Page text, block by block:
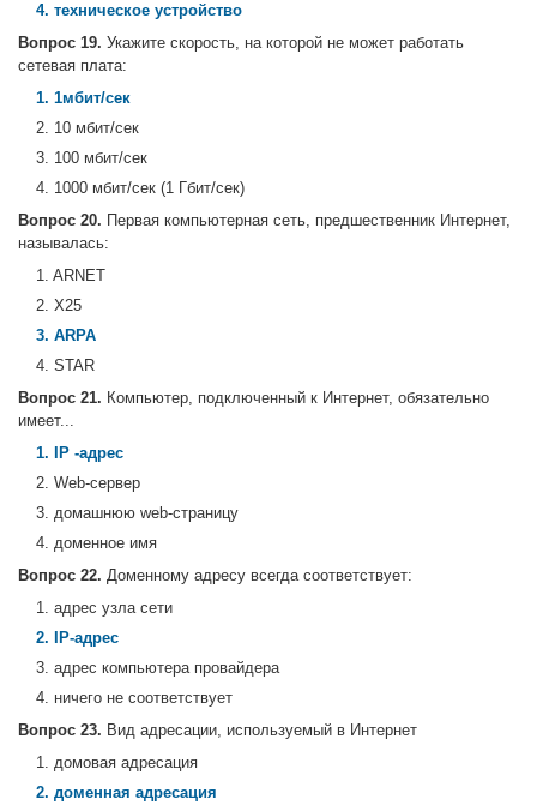
4. техническое устройство
Вопрос 19. Укажите скорость, на которой не может работать
сетевая плата:
1. 1мбит/сек
2. 10 мбит/сек
3. 100 мбит/сек
4. 1000 мбит/сек (1 Гбит/сек)
Вопрос 20. Первая компьютерная сеть, предшественник Интернет,
называлась:
1. ARNET
2. X25
3. ARPA
4. STAR
Вопрос 21. Компьютер, подключенный к Интернет, обязательно
имеет...
1. IP -адрес
2. Web-сервер
3. домашнюю web-страницу
4. доменное имя
Вопрос 22. Доменному адресу всегда соответствует:
1. адрес узла сети
2. IP-адрес
3. адрес компьютера провайдера
4. ничего не соответствует
Вопрос 23. Вид адресации, используемый в Интернет
1. домовая адресация
2. доменная адресация